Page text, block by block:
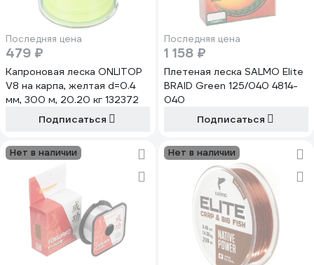
Последняя цена
479 ₽
Капроновая леска ONLITOP
V8 на карпа, желтая d=0.4
мм, 300 м, 20.20 кг 132372
Подписаться
Последняя цена
1 158 ₽
Плетеная леска SALMO Elite
BRAID Green 125/040 4814-
040
Подписаться
Нет в наличии Нет в наличии